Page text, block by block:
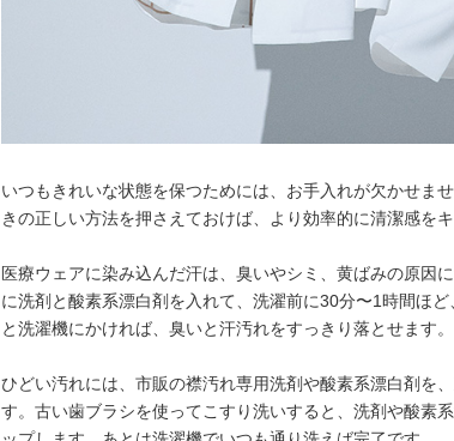
いつもきれいな状態を保つためには、お手入れが欠かせま
きの正しい方法を押さえておけば、より効率的に清潔感をキ
医療ウェアに染み込んだ汗は、臭いやシミ、黄ばみの原因
に洗剤と酸素系漂白剤を入れて、洗濯前に30分〜1時間ほ
と洗濯機にかければ、臭いと汗汚れをすっきり落とせます。
ひどい汚れには、市販の襟汚れ専用洗剤や酸素系漂白剤を
す。古い歯ブラシを使ってこすり洗いすると、洗剤や酸素